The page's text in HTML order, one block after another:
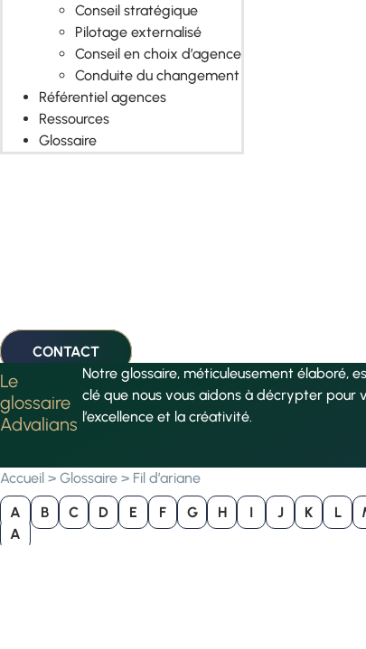
Conseil stratégique
Pilotage externalisé
Conseil en choix d’agence
Conduite du changement
Référentiel agences
Ressources
Glossaire
CONTACT
Le
glossaire
Advalians
Notre glossaire, méticuleusement élaboré,
clé que nous vous aidons à décrypter pour
l’excellence et la créativité.
Accueil > Glossaire > Fil d’ariane
A B C D E F G H I J K L
A